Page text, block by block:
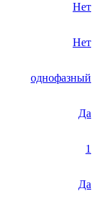
Нет
Нет
однофазный
Да
1
Да